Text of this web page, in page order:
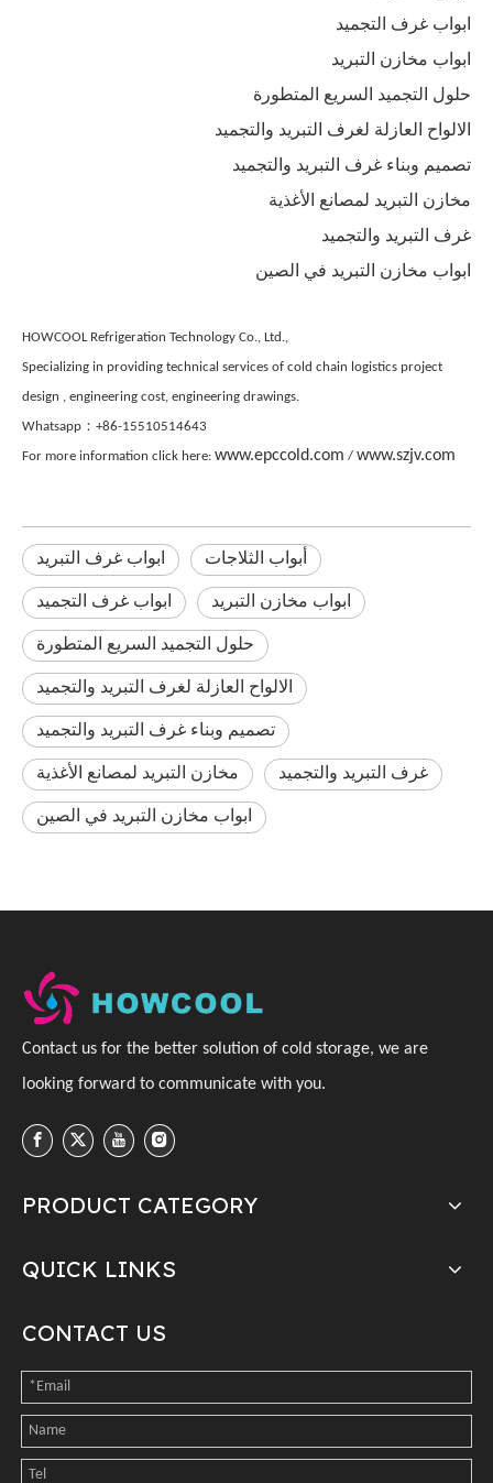
ابواب غرف التجميد
ابواب مخازن التبريد
حلول التجميد السريع المتطورة
الالواح العازلة لغرف التبريد والتجميد
تصميم وبناء غرف التبريد والتجميد
مخازن التبريد لمصانع الأغذية
غرف التبريد والتجميد
ابواب مخازن التبريد في الصين
HOWCOOL Refrigeration Technology Co., Ltd.,
Specializing in providing technical services of cold chain logistics project
design , engineering cost, engineering drawings.
Whatsapp：+86-15510514643
For more information click here: www.epccold.com / www.szjv.com
ابواب غرف التبريد أبواب الثلاجات
ابواب غرف التجميد ابواب مخازن التبريد
حلول التجميد السريع المتطورة
الالواح العازلة لغرف التبريد والتجميد
تصميم وبناء غرف التبريد والتجميد
مخازن التبريد لمصانع الأغذية غرف التبريد والتجميد
ابواب مخازن التبريد في الصين
Contact us for the better solution of cold storage, we are
looking forward to communicate with you.
PRODUCT CATEGORY
QUICK LINKS
CONTACT US